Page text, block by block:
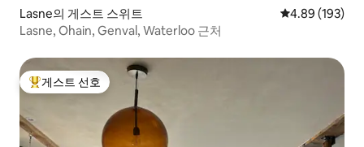
Lasne의 게스트 스위트 평점 4.89점(5
4.89 (193)
Lasne, Ohain, Genval, Waterloo 근처
상위 게스트 선호
게스트 선호